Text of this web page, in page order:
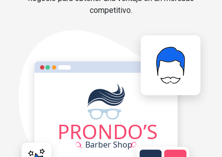
competitivo.